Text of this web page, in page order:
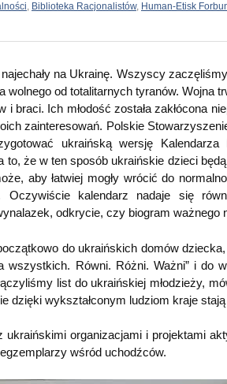
, Biblioteka Racjonalistów, Human-Etisk
najechały na Ukrainę. Wszyscy
wolnego od totalitarnych tyranów.
i braci. Ich młodość została zakłócona
zainteresowań. Polskie
ukraińską wersję
że w ten sposób ukraińskie dzieci
aby łatwiej mogły wrócić do
Oczywiście kalendarz nadaje się
odkrycie, czy biogram ważnego
do ukraińskich domów
wszystkich. Równi. Różni. Ważni” i do
list do ukraińskiej młodzieży,
dzięki wykształconym ludziom kraje
ukraińskimi organizacjami i projektami
wśród uchodźców.